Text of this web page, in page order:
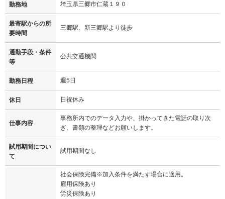
勤務地 埼玉県三郷市仁蔵１９０
最寄駅からの所
要時間
三郷駅、新三郷駅より徒歩
通勤手段・条件
等
公共交通機関
勤務日程 週5日
休日 日祝休み
仕事内容
事務所内でのデータ入力や、掛かってきた電話の取り次
ぎ、書類の整理などお願いします。
試用期間につい
て
試用期間なし
社会保険完備※加入条件を満たす場合に適用。
雇用保険あり
労災保険あり